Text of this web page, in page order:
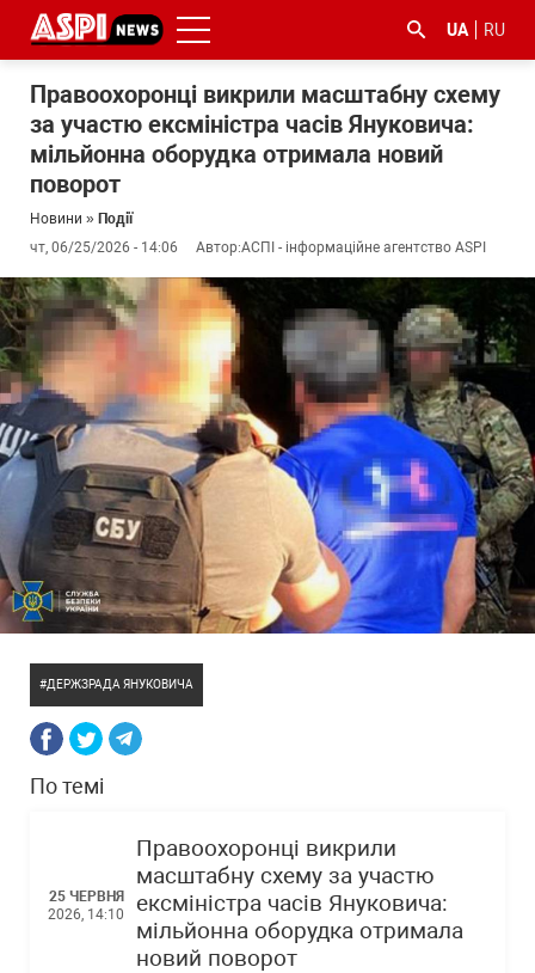
UA RU
Правоохоронці викрили масштабну схему
за участю ексміністра часів Януковича:
мільйонна оборудка отримала новий
поворот
Новини » Події
чт, 06/25/2026 - 14:06
Автор:АСПІ - інформаційне агентство ASPI
ДЕРЖЗРАДА ЯНУКОВИЧА
По темі
25 ЧЕРВНЯ
2026, 14:10
Правоохоронці викрили
масштабну схему за участю
ексміністра часів Януковича:
мільйонна оборудка отримала
новий поворот
з
корупцією